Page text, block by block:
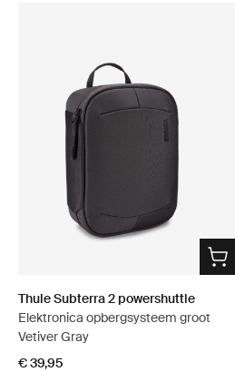
Thule Subterra 2 powershuttle
Elektronica opbergsysteem groot
Vetiver Gray
€ 39,95